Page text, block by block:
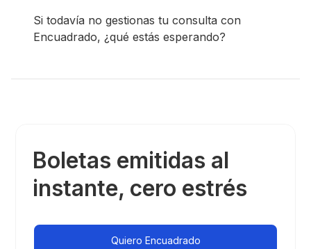
Si todavía no gestionas tu consulta con
Encuadrado, ¿qué estás esperando?
Boletas emitidas al
instante, cero estrés
Quiero Encuadrado